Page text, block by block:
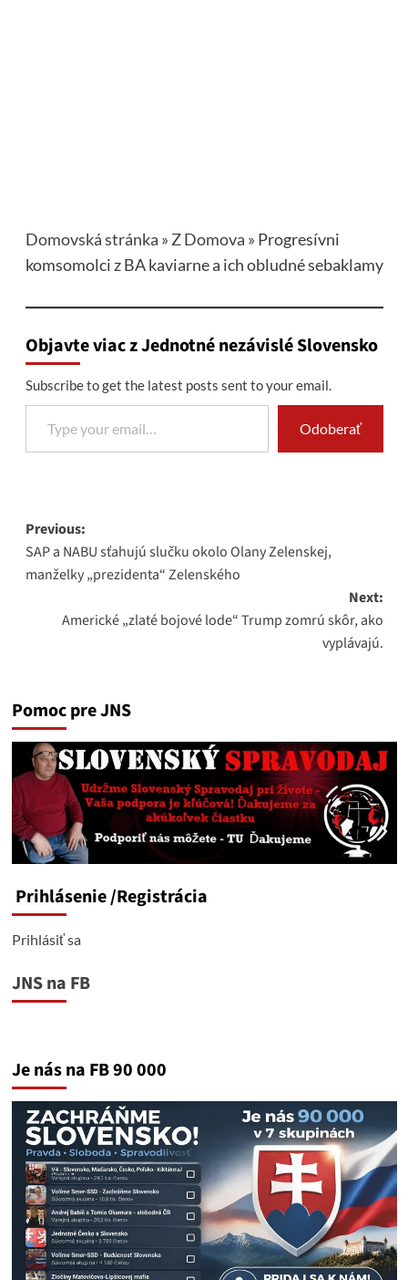
Domovská stránka » Z Domova » Progresívni
komsomolci z BA kaviarne a ich obludné sebaklamy
Objavte viac z Jednotné nezávislé Slovensko
Subscribe to get the latest posts sent to your email.
Type your email…
Odoberať
Post
navigation
Previous:
SAP a NABU sťahujú slučku okolo Olany Zelenskej,
manželky „prezidenta“ Zelenského
Next:
Americké „zlaté bojové lode“ Trump zomrú skôr, ako
vyplávajú.
Pomoc pre JNS
Prihlásenie/Registrácia
Prihlásiť sa
JNS na FB
Je nás na FB 90 000